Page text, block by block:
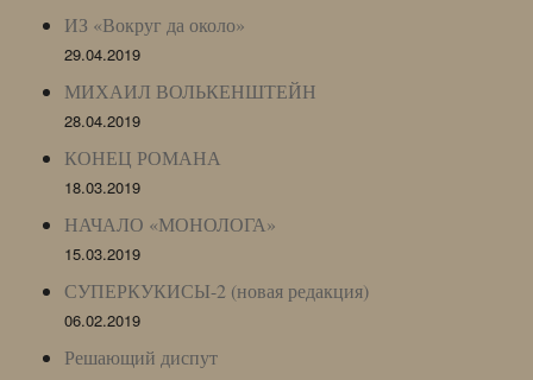
ИЗ «Вокруг да около»
29.04.2019
МИХАИЛ ВОЛЬКЕНШТЕЙН
28.04.2019
КОНЕЦ РОМАНА
18.03.2019
НАЧАЛО «МОНОЛОГА»
15.03.2019
СУПЕРКУКИСЫ-2 (новая редакция)
06.02.2019
Решающий диспут